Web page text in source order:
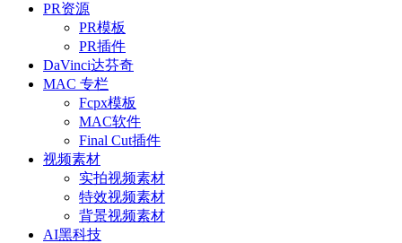
PR资源
PR模板
PR插件
DaVinci达芬奇
MAC 专栏
Fcpx模板
MAC软件
Final Cut插件
视频素材
实拍视频素材
特效视频素材
背景视频素材
AI黑科技